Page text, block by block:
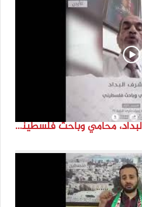
انتماء2021: الاستاذ أشرف البداد، محامي وباحث فلسطيني، الاردن